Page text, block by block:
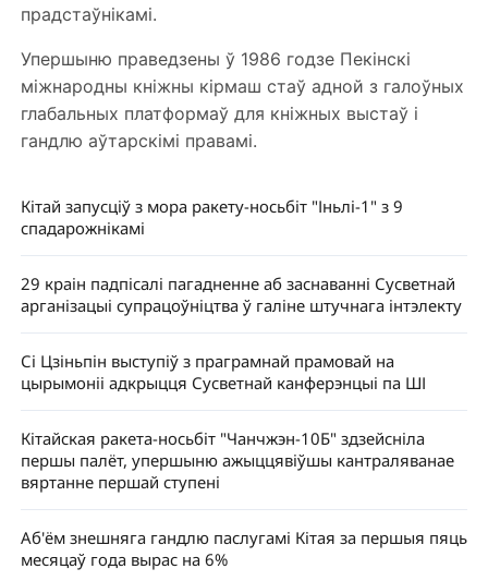
прадстаўнікамі.
Упершыню праведзены ў 1986 годзе Пекінскі
міжнародны кніжны кірмаш стаў адной з галоўных
глабальных платформаў для кніжных выстаў і
гандлю аўтарскімі правамі.
Кітай запусціў з мора ракету-носьбіт "Іньлі-1" з 9
спадарожнікамі
29 краін падпісалі пагадненне аб заснаванні Сусветнай
арганізацыі супрацоўніцтва ў галіне штучнага інтэлекту
Сі Цзіньпін выступіў з праграмнай прамовай на
цырымоніі адкрыцця Сусветнай канферэнцыі па ШІ
Кітайская ракета-носьбіт "Чанчжэн-10Б" здзейсніла
першы палёт, упершыню ажыццявіўшы кантраляванае
вяртанне першай ступені
Аб'ём знешняга гандлю паслугамі Кітая за першыя пяць
месяцаў года вырас на 6%